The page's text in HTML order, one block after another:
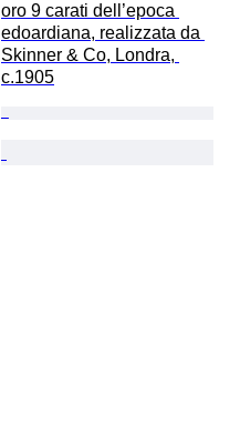
oro 9 carati dell’epoca
edoardiana, realizzata da
Skinner & Co, Londra,
c.1905